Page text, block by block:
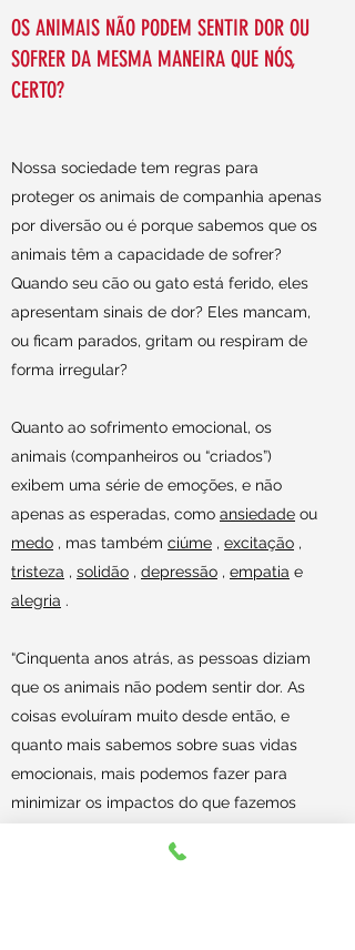
OS ANIMAIS NÃO PODEM SENTIR DOR OU
SOFRER DA MESMA MANEIRA QUE NÓS,
CERTO?
Nossa sociedade tem regras para
proteger os animais de companhia apenas
por diversão ou é porque sabemos que os
animais têm a capacidade de sofrer?
Quando seu cão ou gato está ferido, eles
apresentam sinais de dor? Eles mancam,
ou ficam parados, gritam ou respiram de
forma irregular?
Quanto ao sofrimento emocional, os
animais (companheiros ou “criados”)
exibem uma série de emoções, e não
apenas as esperadas, como ansiedade ou
medo , mas também ciúme , excitação ,
tristeza , solidão , depressão , empatia e
alegria .
“Cinquenta anos atrás, as pessoas diziam
que os animais não podem sentir dor. As
coisas evoluíram muito desde então, e
quanto mais sabemos sobre suas vidas
emocionais, mais podemos fazer para
minimizar os impactos do que fazemos